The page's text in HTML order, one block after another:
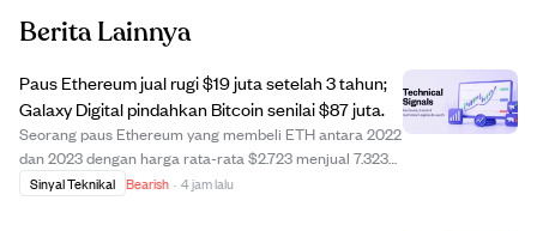
Berita Lainnya
Paus Ethereum jual rugi $19 juta setelah 3 tahun;
Galaxy Digital pindahkan Bitcoin senilai $87 juta.
Seorang paus Ethereum yang membeli ETH antara 2022
dan 2023 dengan harga rata-rata $2.723 menjual 7.323
ETH pada 8 Agustus, mengalami kerugian lebih dari $19
Sinyal Teknikal Bearish · 4 jam lalu